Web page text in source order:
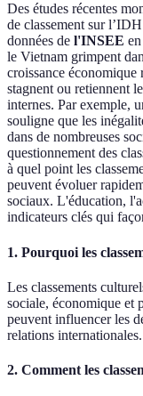
Des études récentes
de classement sur
données de l'INSEE
le Vietnam grimpent
croissance économique
stagnent ou retiennent
internes. Par exemple,
souligne que les
dans de nombreuses
questionnement des
à quel point les
peuvent évoluer
sociaux. L'éducation,
indicateurs clés qui
1. Pourquoi les
Les classements
sociale, économique et
peuvent influencer les
relations internationales.
2. Comment les